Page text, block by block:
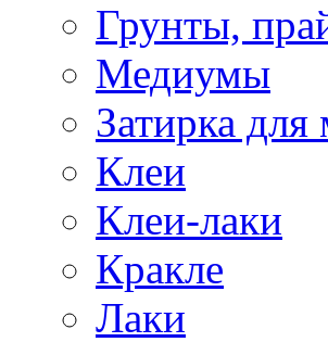
Грунты,
Медиумы
Затирка для
Клеи
Клеи-лаки
Кракле
Лаки